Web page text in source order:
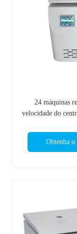
24 máquinas
velocidade do
Obtenha